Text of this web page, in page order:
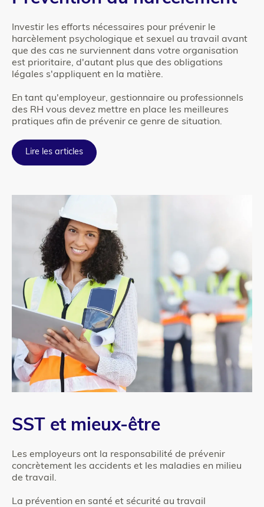
1
Investir les efforts nécessaires pour prévenir le
harcèlement psychologique et sexuel au travail avant
que des cas ne surviennent dans votre organisation
est prioritaire, d'autant plus que des obligations
légales s'appliquent en la matière.
En tant qu'employeur, gestionnaire ou professionnels
des RH vous devez mettre en place les meilleures
pratiques afin de prévenir ce genre de situation.
Lire les articles
Colonne
2
Texte
SST et mieux-être
Les employeurs ont la responsabilité de prévenir
concrètement les accidents et les maladies en milieu
de travail.
La prévention en santé et sécurité au travail